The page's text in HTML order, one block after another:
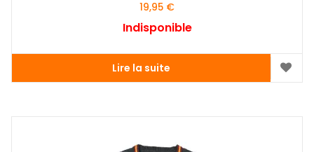
19,95 €
Indisponible
Lire la suite